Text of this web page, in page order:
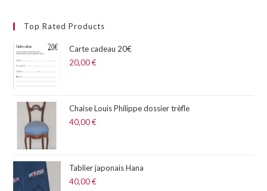
Top Rated Products
Carte cadeau 20€
20,00€
Chaise Louis Philippe dossier trèfle
40,00€
Tablier japonais Hana
40,00€